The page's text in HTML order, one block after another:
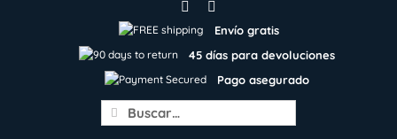
Envío gratis
45 días para devoluciones
Pago asegurado
Search
for: